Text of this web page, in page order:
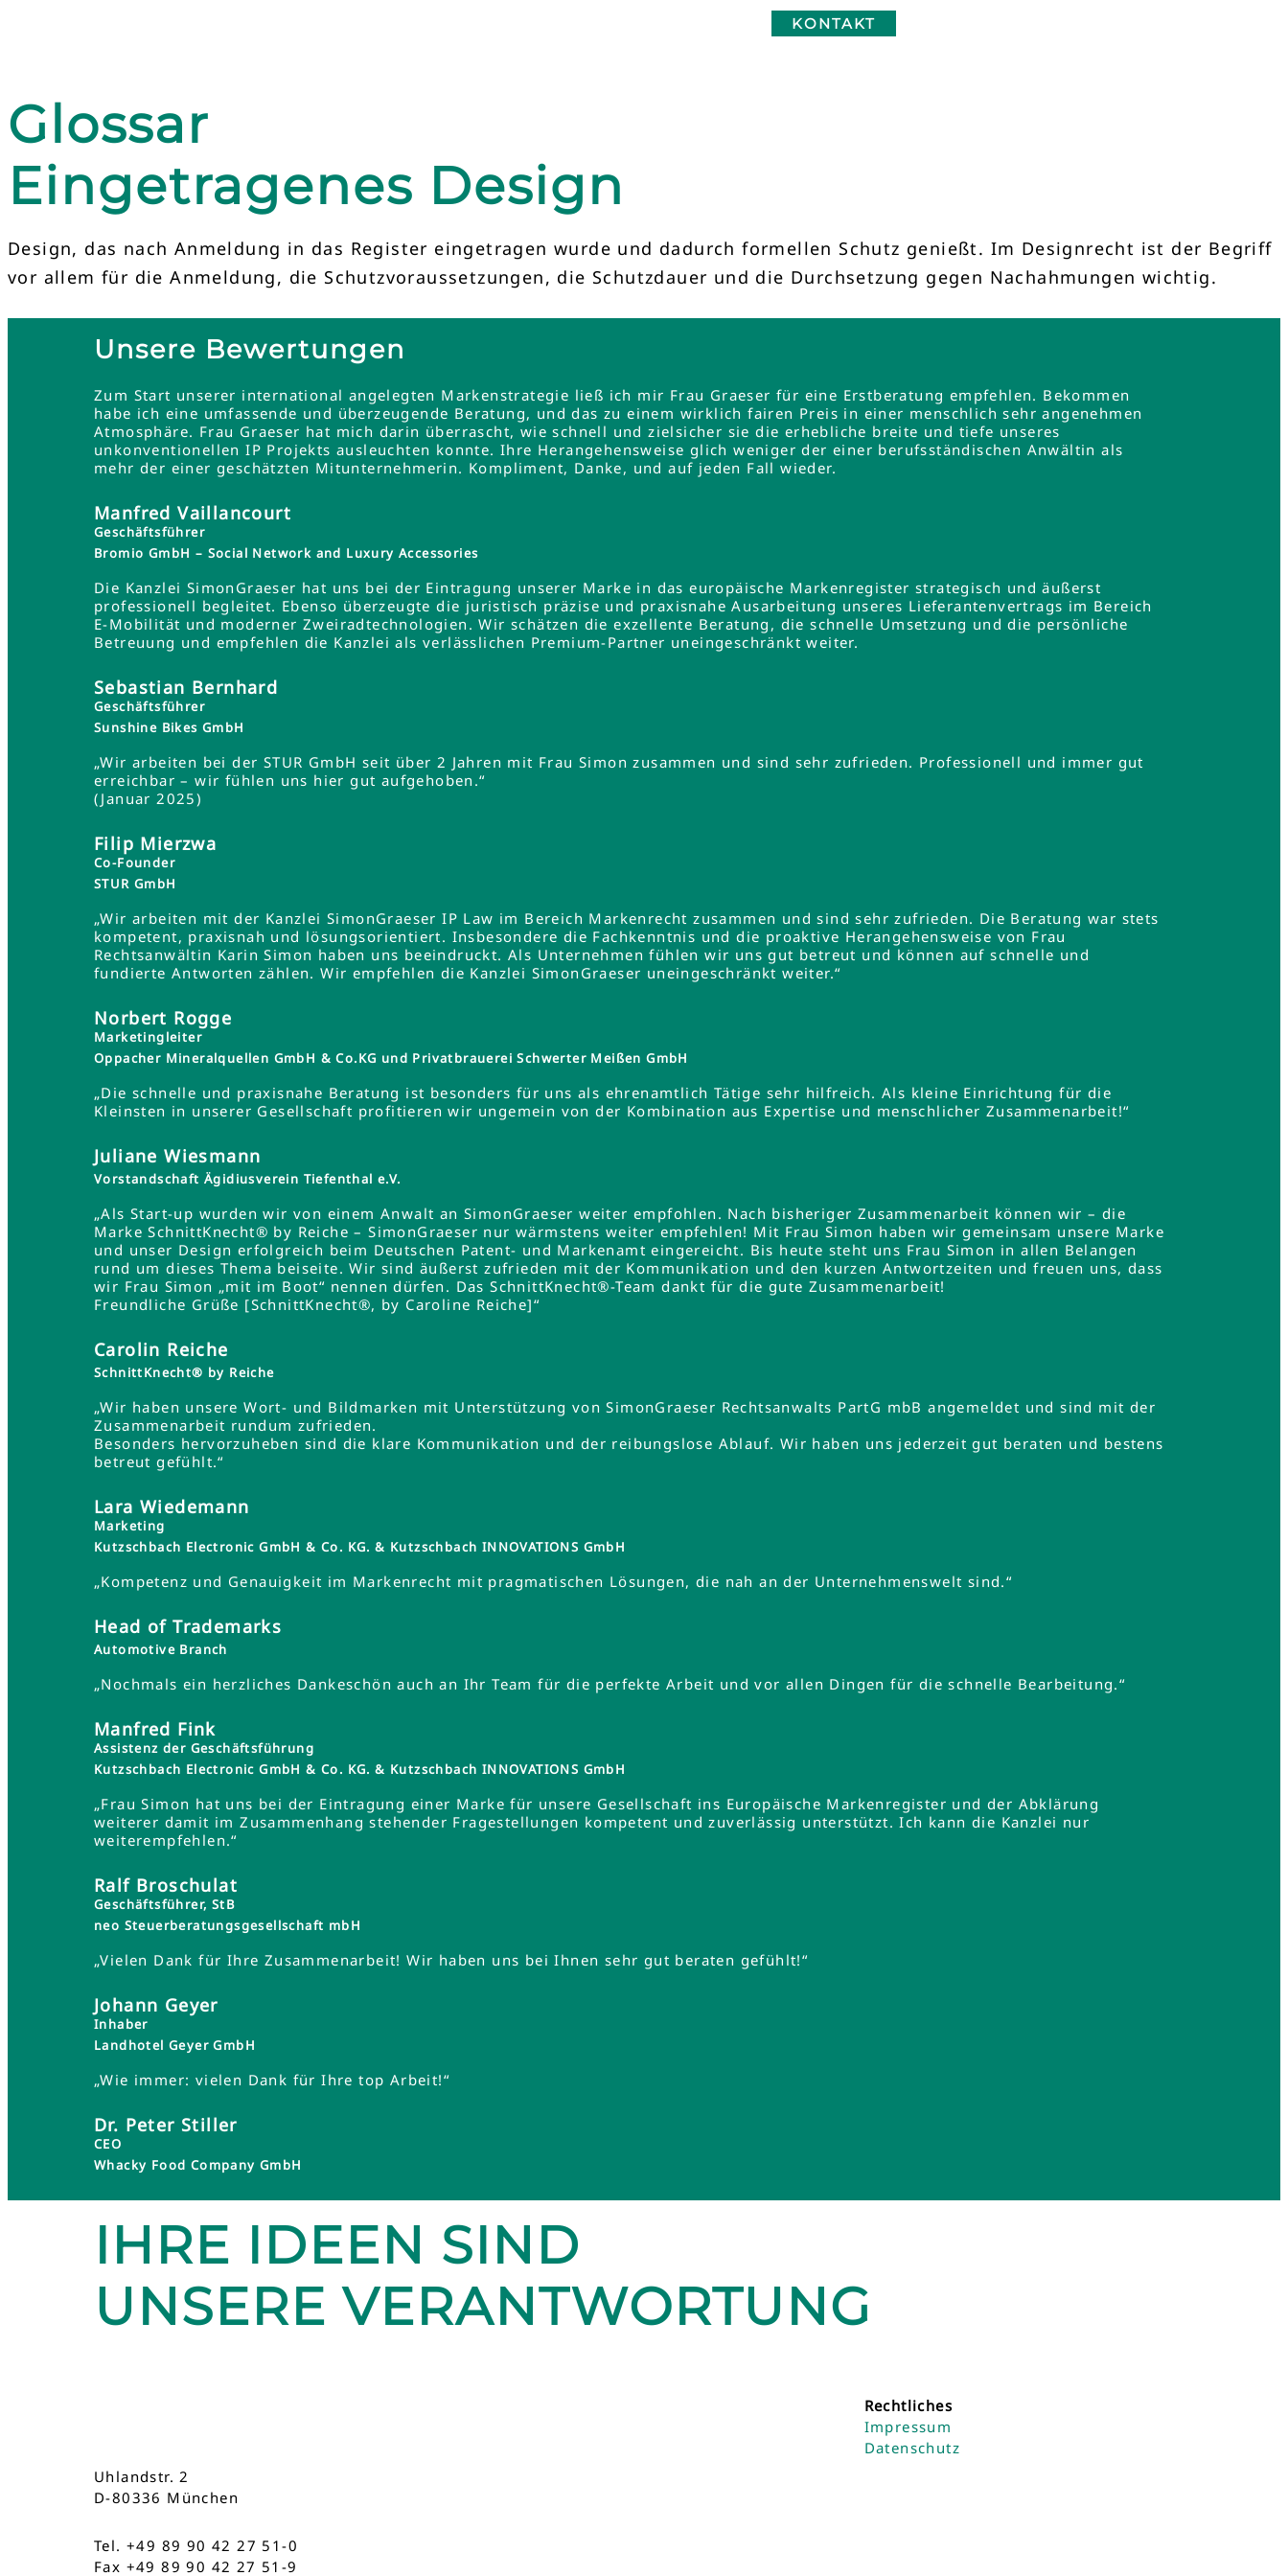
KONTAKT
Glossar
Eingetragenes Design
Design, das nach Anmeldung in das Register eingetragen wurde und dadurch formellen Schutz genießt. Im Designrecht ist der Begriff
vor allem für die Anmeldung, die Schutzvoraussetzungen, die Schutzdauer und die Durchsetzung gegen Nachahmungen wichtig.
Unsere Bewertungen
Zum Start unserer international angelegten Markenstrategie ließ ich mir Frau Graeser für eine Erstberatung empfehlen. Bekommen
habe ich eine umfassende und überzeugende Beratung, und das zu einem wirklich fairen Preis in einer menschlich sehr angenehmen
Atmosphäre. Frau Graeser hat mich darin überrascht, wie schnell und zielsicher sie die erhebliche breite und tiefe unseres
unkonventionellen IP Projekts ausleuchten konnte. Ihre Herangehensweise glich weniger der einer berufsständischen Anwältin als
mehr der einer geschätzten Mitunternehmerin. Kompliment, Danke, und auf jeden Fall wieder.
Manfred Vaillancourt
Geschäftsführer
Bromio GmbH – Social Network and Luxury Accessories
Die Kanzlei SimonGraeser hat uns bei der Eintragung unserer Marke in das europäische Markenregister strategisch und äußerst
professionell begleitet. Ebenso überzeugte die juristisch präzise und praxisnahe Ausarbeitung unseres Lieferantenvertrags im Bereich
E-Mobilität und moderner Zweiradtechnologien. Wir schätzen die exzellente Beratung, die schnelle Umsetzung und die persönliche
Betreuung und empfehlen die Kanzlei als verlässlichen Premium-Partner uneingeschränkt weiter.
Sebastian Bernhard
Geschäftsführer
Sunshine Bikes GmbH
„Wir arbeiten bei der STUR GmbH seit über 2 Jahren mit Frau Simon zusammen und sind sehr zufrieden. Professionell und immer gut
erreichbar – wir fühlen uns hier gut aufgehoben.“
(Januar 2025)
Filip Mierzwa
Co-Founder
STUR GmbH
„Wir arbeiten mit der Kanzlei SimonGraeser IP Law im Bereich Markenrecht zusammen und sind sehr zufrieden. Die Beratung war stets
kompetent, praxisnah und lösungsorientiert. Insbesondere die Fachkenntnis und die proaktive Herangehensweise von Frau
Rechtsanwältin Karin Simon haben uns beeindruckt. Als Unternehmen fühlen wir uns gut betreut und können auf schnelle und
fundierte Antworten zählen. Wir empfehlen die Kanzlei SimonGraeser uneingeschränkt weiter.“
Norbert Rogge
Marketingleiter
Oppacher Mineralquellen GmbH & Co.KG und Privatbrauerei Schwerter Meißen GmbH
„Die schnelle und praxisnahe Beratung ist besonders für uns als ehrenamtlich Tätige sehr hilfreich. Als kleine Einrichtung für die
Kleinsten in unserer Gesellschaft profitieren wir ungemein von der Kombination aus Expertise und menschlicher Zusammenarbeit!“
Juliane Wiesmann
Vorstandschaft Ägidiusverein Tiefenthal e.V.
„Als Start-up wurden wir von einem Anwalt an SimonGraeser weiter empfohlen. Nach bisheriger Zusammenarbeit können wir – die
Marke SchnittKnecht® by Reiche – SimonGraeser nur wärmstens weiter empfehlen! Mit Frau Simon haben wir gemeinsam unsere Marke
und unser Design erfolgreich beim Deutschen Patent- und Markenamt eingereicht. Bis heute steht uns Frau Simon in allen Belangen
rund um dieses Thema beiseite. Wir sind äußerst zufrieden mit der Kommunikation und den kurzen Antwortzeiten und freuen uns, dass
wir Frau Simon „mit im Boot“ nennen dürfen. Das SchnittKnecht®-Team dankt für die gute Zusammenarbeit!
Freundliche Grüße [SchnittKnecht®, by Caroline Reiche]“
Carolin Reiche
SchnittKnecht® by Reiche
„Wir haben unsere Wort- und Bildmarken mit Unterstützung von SimonGraeser Rechtsanwalts PartG mbB angemeldet und sind mit der
Zusammenarbeit rundum zufrieden.
Besonders hervorzuheben sind die klare Kommunikation und der reibungslose Ablauf. Wir haben uns jederzeit gut beraten und bestens
betreut gefühlt.“
Lara Wiedemann
Marketing
Kutzschbach Electronic GmbH & Co. KG. & Kutzschbach INNOVATIONS GmbH
„Kompetenz und Genauigkeit im Markenrecht mit pragmatischen Lösungen, die nah an der Unternehmenswelt sind.“
Head of Trademarks
Automotive Branch
„Nochmals ein herzliches Dankeschön auch an Ihr Team für die perfekte Arbeit und vor allen Dingen für die schnelle Bearbeitung.“
Manfred Fink
Assistenz der Geschäftsführung
Kutzschbach Electronic GmbH & Co. KG. & Kutzschbach INNOVATIONS GmbH
„Frau Simon hat uns bei der Eintragung einer Marke für unsere Gesellschaft ins Europäische Markenregister und der Abklärung
weiterer damit im Zusammenhang stehender Fragestellungen kompetent und zuverlässig unterstützt. Ich kann die Kanzlei nur
weiterempfehlen.“
Ralf Broschulat
Geschäftsführer, StB
neo Steuerberatungsgesellschaft mbH
„Vielen Dank für Ihre Zusammenarbeit! Wir haben uns bei Ihnen sehr gut beraten gefühlt!“
Johann Geyer
Inhaber
Landhotel Geyer GmbH
„Wie immer: vielen Dank für Ihre top Arbeit!“
Dr. Peter Stiller
CEO
Whacky Food Company GmbH
IHRE IDEEN SIND
UNSERE VERANTWORTUNG
Uhlandstr. 2
D-80336 München
Tel. +49 89 90 42 27 51-0
Fax +49 89 90 42 27 51-9
Rechtliches
Impressum
Datenschutz